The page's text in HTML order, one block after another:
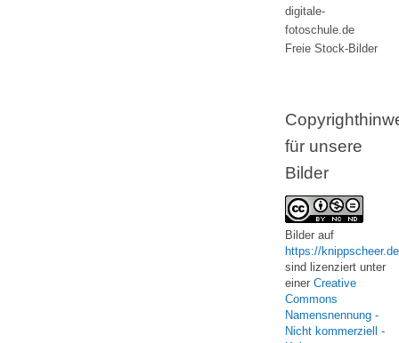
digitale-
fotoschule.de
Freie Stock-Bilder
für unsere
Bilder
Bilder auf
https://knippscheer.de
sind lizenziert unter
einer Creative
Commons
Namensnennung -
Nicht kommerziell -